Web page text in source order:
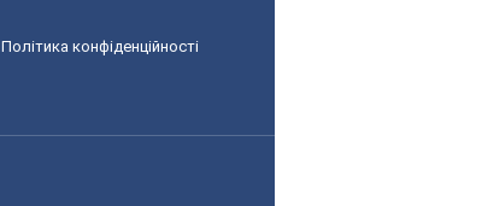
Політика конфіденційності